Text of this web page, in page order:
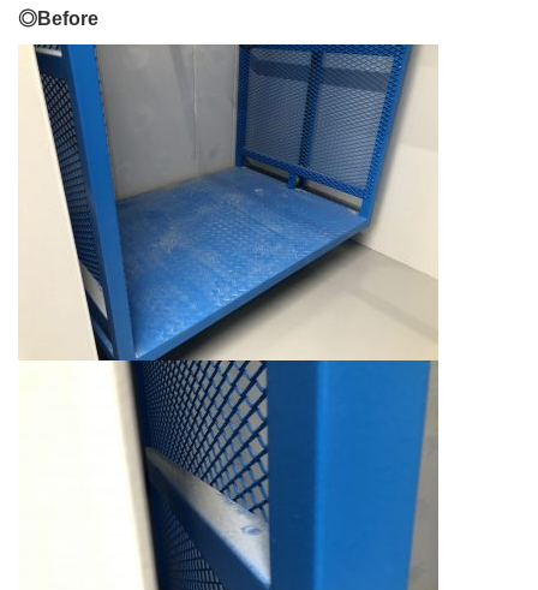
◎Before